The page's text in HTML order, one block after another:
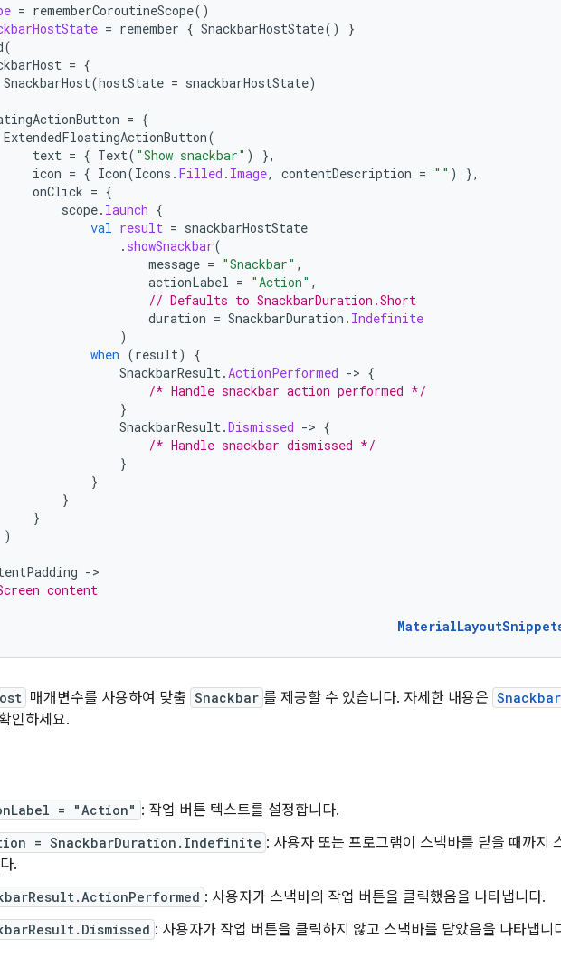
= rememberCoroutineScope()
= remember { SnackbarHostState()
}
(
= {
SnackbarHost(hostState = snackbarHostState)
= {
ExtendedFloatingActionButton(
text = { Text( "Show snackbar" )
},
icon = { Icon(Icons . Filled . Image, contentDescription = "" )
},
onClick = {
scope. launch {
val result = snackbarHostState
. showSnackbar(
message = "Snackbar" ,
actionLabel = "Action" ,
// Defaults to SnackbarDuration.Short
duration = SnackbarDuration . Indefinite
)
when (result)
{
SnackbarResult.ActionPerformed -> {
/* Handle snackbar action performed */
}
SnackbarResult.Dismissed -> {
/* Handle snackbar dismissed */
}
}
}
}
)
-
content
매개변수를 사용하여 맞춤 Snackbar 를 제공할 수 있습니다. 자세한 내용은
확인하세요.
= "Action" : 작업 버튼 텍스트를 설정합니다.
= SnackbarDuration.Indefinite : 사용자 또는 프로그램이 스낵바를 닫을 때까지
.
: 사용자가 스낵바의 작업 버튼을 클릭했음을 나타냅니다.
: 사용자가 작업 버튼을 클릭하지 않고 스낵바를 닫았음을 나타냅니